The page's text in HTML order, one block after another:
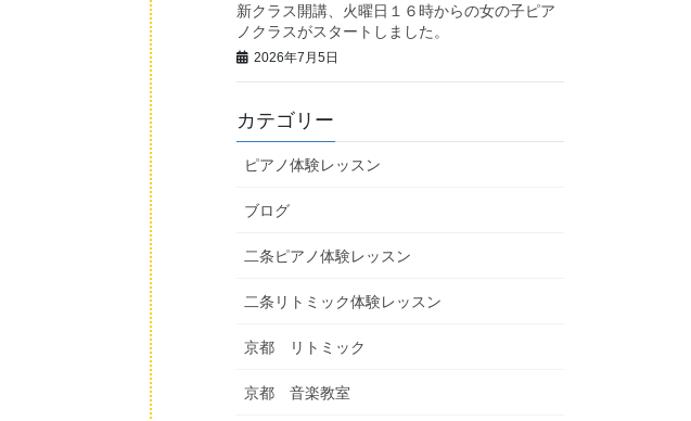
新クラス開講、火曜日１６時からの女の子ピア
ノクラスがスタートしました。
2026年7月5日
カテゴリー
ピアノ体験レッスン
ブログ
二条ピアノ体験レッスン
二条リトミック体験レッスン
京都 リトミック
京都 音楽教室